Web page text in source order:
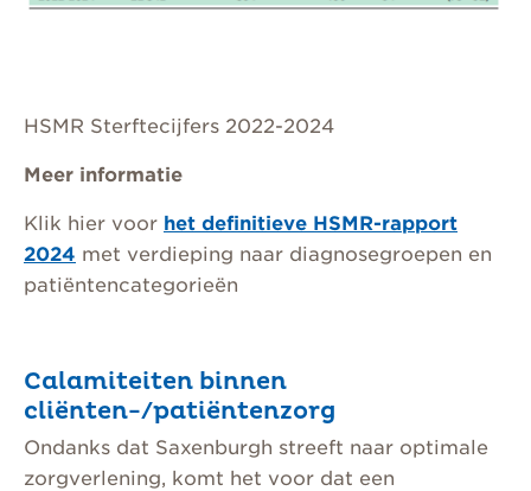
HSMR Sterftecijfers 2022-2024
Meer informatie
Klik hier voor het definitieve HSMR-rapport
2024 met verdieping naar diagnosegroepen en
patiëntencategorieën
Calamiteiten binnen
cliënten-/patiëntenzorg
Ondanks dat Saxenburgh streeft naar optimale
zorgverlening, komt het voor dat een